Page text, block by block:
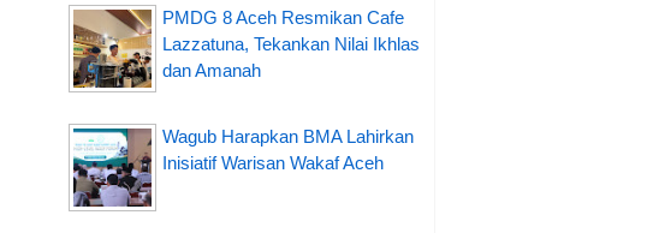
PMDG 8 Aceh Resmikan Cafe
Lazzatuna, Tekankan Nilai Ikhlas
dan Amanah
Wagub Harapkan BMA Lahirkan
Inisiatif Warisan Wakaf Aceh